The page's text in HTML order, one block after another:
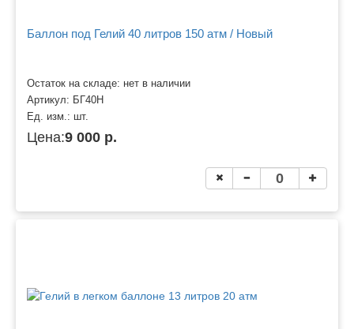
Баллон под Гелий 40 литров 150 атм / Новый
Остаток на складе: нет в наличии
Артикул: БГ40Н
Ед. изм.: шт.
Цена:9 000 р.